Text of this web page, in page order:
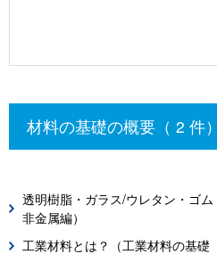
材料の基礎の概要（ 2 件）
透明樹脂・ガラス/ウレタン・ゴ
非金属編）
工業材料とは？（工業材料の基礎